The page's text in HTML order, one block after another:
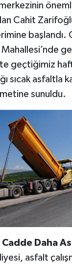
önemli
Cahit
başlandı.
Mahallesi’nde
geçtiğimiz
sıcak asfaltla
sunuldu.
Cadde Daha
asfalt